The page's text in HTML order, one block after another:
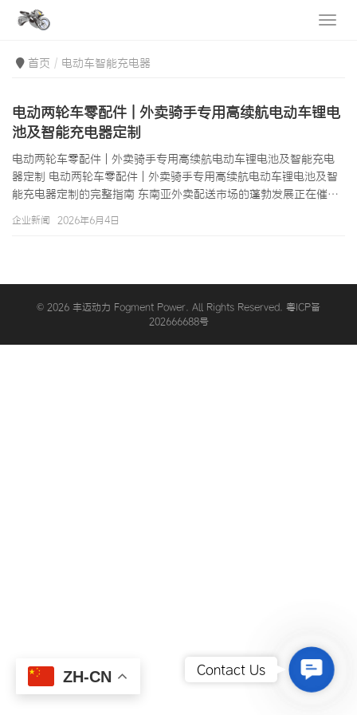
首页 电动车智能充电器
电动两轮车零配件 | 外卖骑手专用高续航电动车锂电
池及智能充电器定制
电动两轮车零配件 | 外卖骑手专用高续航电动车锂电池及智能充电
器定制 电动两轮车零配件 | 外卖骑手专用高续航电动车锂电池及智
能充电器定制的完整指南 东南亚外卖配送市场的蓬勃发展正在催生
市的范老五街、雅加达的TanahAbang批发市场周围，每天都有数
的续航能力、2至4小时快充的充电效率、以及可以承受365天高频
企业新闻 2026年6月4日
© 2026 丰迈动力 Fogment Power. All Rights Reserved. 粤ICP备
202666688号
ZH-CN Contact Us